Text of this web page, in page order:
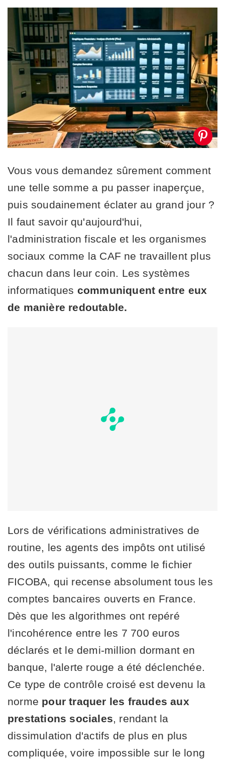
Vous vous demandez sûrement comment
une telle somme a pu passer inaperçue,
puis soudainement éclater au grand jour ?
Il faut savoir qu'aujourd'hui,
l'administration fiscale et les organismes
sociaux comme la CAF ne travaillent plus
chacun dans leur coin. Les systèmes
informatiques communiquent entre eux
de manière redoutable.
Lors de vérifications administratives de
routine, les agents des impôts ont utilisé
des outils puissants, comme le fichier
FICOBA, qui recense absolument tous les
comptes bancaires ouverts en France.
Dès que les algorithmes ont repéré
l'incohérence entre les 7 700 euros
déclarés et le demi-million dormant en
banque, l'alerte rouge a été déclenchée.
Ce type de contrôle croisé est devenu la
norme pour traquer les fraudes aux
prestations sociales, rendant la
dissimulation d'actifs de plus en plus
compliquée, voire impossible sur le long